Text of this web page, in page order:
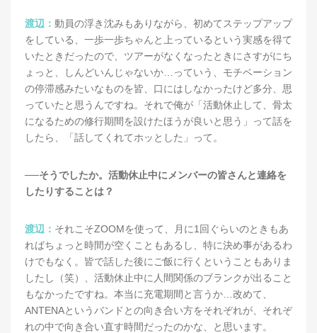
渡辺： 動員の浮き沈みもありながら、初めてステップアップ
をしている、一歩一歩ちゃんと上っているという実感を得て
いたときだったので、ツアーがなくなったときにさすがにち
ょっと、しんどいんじゃないか…っていう、モチベーション
の停滞感みたいなものを皆、口にはしなかったけど多分、思
っていたと思うんですね。それで俺が「活動休止して、骨太
になるための修行期間を設けたほうが良いと思う」って話を
したら、「話してくれてホッとした」って。
──そうでしたか。活動休止中にメンバーの皆さんと連絡を
したりすることは？
渡辺： それこそZOOMを使って、月に1回ぐらいのときもあ
ればちょっと時間が空くこともあるし、特に決め事があるわ
けでもなく。皆で話した後にご飯に行くということもありま
したし（笑）、活動休止中に人間関係のブランクが出ること
もなかったですね。本当に充電期間と言うか…改めて、
ANTENAというバンドとの向き合い方をそれぞれが、それぞ
れの中で向き合い直す時間だったのかな、と思います。